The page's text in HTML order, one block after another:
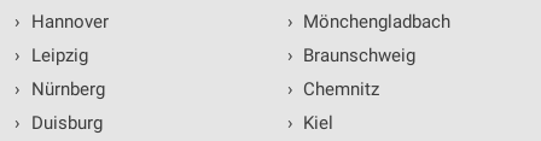
›
Hannover
›
Leipzig
›
Nürnberg
›
Duisburg
› Mönchengladbach
› Braunschweig
› Chemnitz
› Kiel